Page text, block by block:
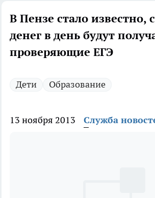
В Пензе стало известно,
денег в день будут
проверяющие ЕГЭ
Дети Образование
13 ноября 2013 Служба